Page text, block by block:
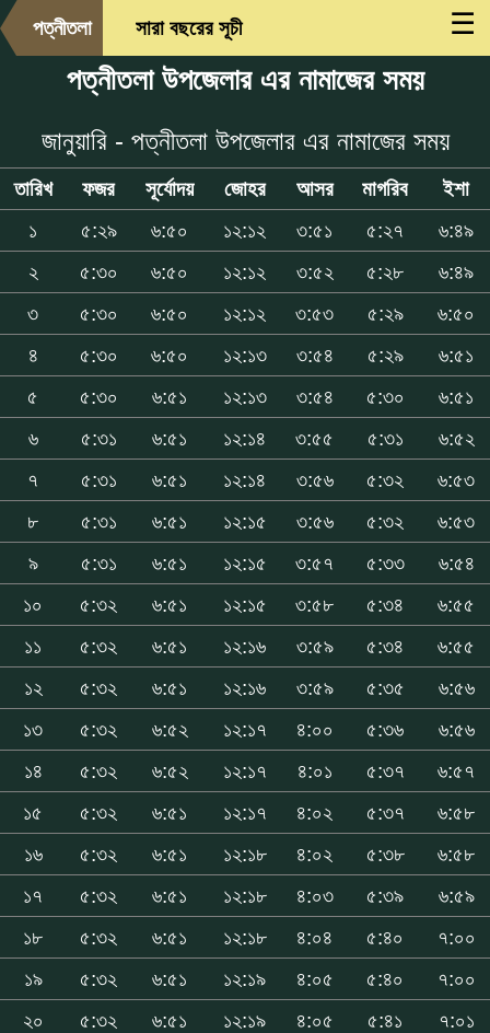
☰
পত্নীতলা সারা বছরের সূচী
পত্নীতলা উপজেলার এর নামাজের সময়
জানুয়ারি - পত্নীতলা উপজেলার এর নামাজের সময়
তারিখ ফজর সূর্যোদয় জোহর আসর মাগরিব
ইশা
১
৫:২৯ ৬:৫০ ১২:১২ ৩:৫১ ৫:২৭
৬:৪৯
২
৫:৩০ ৬:৫০ ১২:১২ ৩:৫২ ৫:২৮
৬:৪৯
৩
৫:৩০ ৬:৫০ ১২:১২ ৩:৫৩ ৫:২৯
৬:৫০
৪
৫:৩০ ৬:৫০ ১২:১৩ ৩:৫৪ ৫:২৯
৬:৫১
৫
৫:৩০ ৬:৫১ ১২:১৩ ৩:৫৪ ৫:৩০
৬:৫১
৬
৫:৩১ ৬:৫১ ১২:১৪ ৩:৫৫ ৫:৩১
৬:৫২
৭
৫:৩১ ৬:৫১ ১২:১৪ ৩:৫৬ ৫:৩২
৬:৫৩
৮
৫:৩১ ৬:৫১ ১২:১৫ ৩:৫৬ ৫:৩২
৬:৫৩
৯
৫:৩১ ৬:৫১ ১২:১৫ ৩:৫৭ ৫:৩৩
৬:৫৪
১০
৫:৩২ ৬:৫১ ১২:১৫ ৩:৫৮ ৫:৩৪
৬:৫৫
১১
৫:৩২ ৬:৫১ ১২:১৬ ৩:৫৯ ৫:৩৪
৬:৫৫
১২
৫:৩২ ৬:৫১ ১২:১৬ ৩:৫৯ ৫:৩৫
৬:৫৬
১৩
৫:৩২ ৬:৫২ ১২:১৭ ৪:০০ ৫:৩৬
৬:৫৬
১৪
৫:৩২ ৬:৫২ ১২:১৭ ৪:০১ ৫:৩৭
৬:৫৭
১৫
৫:৩২ ৬:৫১ ১২:১৭ ৪:০২ ৫:৩৭
৬:৫৮
১৬
৫:৩২ ৬:৫১ ১২:১৮ ৪:০২ ৫:৩৮
৬:৫৮
১৭
৫:৩২ ৬:৫১ ১২:১৮ ৪:০৩ ৫:৩৯
৬:৫৯
১৮
৫:৩২ ৬:৫১ ১২:১৮ ৪:০৪ ৫:৪০
৭:০০
১৯
৫:৩২ ৬:৫১ ১২:১৯ ৪:০৫ ৫:৪০
৭:০০
২০
৫:৩২ ৬:৫১ ১২:১৯ ৪:০৫ ৫:৪১
৭:০১